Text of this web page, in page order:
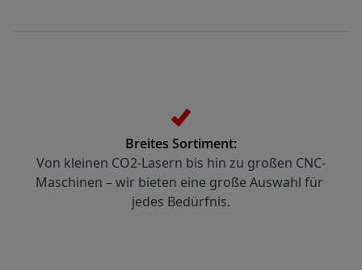
Breites Sortiment:
Von kleinen CO2-Lasern bis hin zu großen CNC-
Maschinen – wir bieten eine große Auswahl für
jedes Bedürfnis.